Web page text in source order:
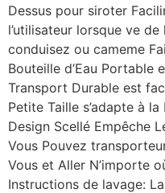
Dessus pour siroter
l’utilisateur lorsque ve
conduisez ou cameme
Bouteille d’Eau Portable
Transport Durable est
Petite Taille s’adapte à
Design Scellé Empêche
Vous Pouvez
Vous et Aller N’importe
Instructions de lavage: